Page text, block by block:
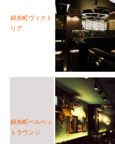
錦糸町ヴィクト
リア
錦糸町ベルベッ
トラウンジ